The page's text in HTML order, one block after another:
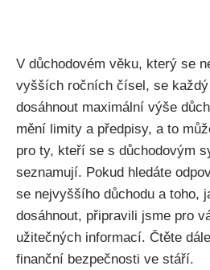
V důchodovém věku, který se
vyšších ročních čísel, se
dosáhnout maximální výše
mění limity a předpisy, a to
pro ty, kteří se s důchodovým
seznamují. Pokud hledáte
se nejvyššího důchodu a toho,
dosáhnout, připravili jsme pro
užitečných informací. Čtěte
finanční bezpečnosti ve stáří.